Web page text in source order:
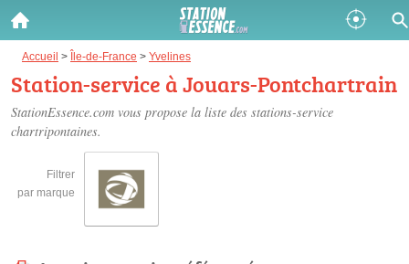
Accueil > Île-de-France > Yvelines
Station-service à Jouars-Pontchartrain
StationEssence.com vous propose la liste des stations-service
chartripontaines.
Filtrer
par marque
Gazole :
Disponible Épuisé
SP 98 :